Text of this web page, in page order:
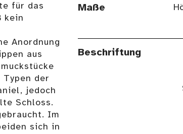
für das
kein
Anordnung
aus
der
jedoch
Schloss.
Im
sich in
Maße
Beschriftung